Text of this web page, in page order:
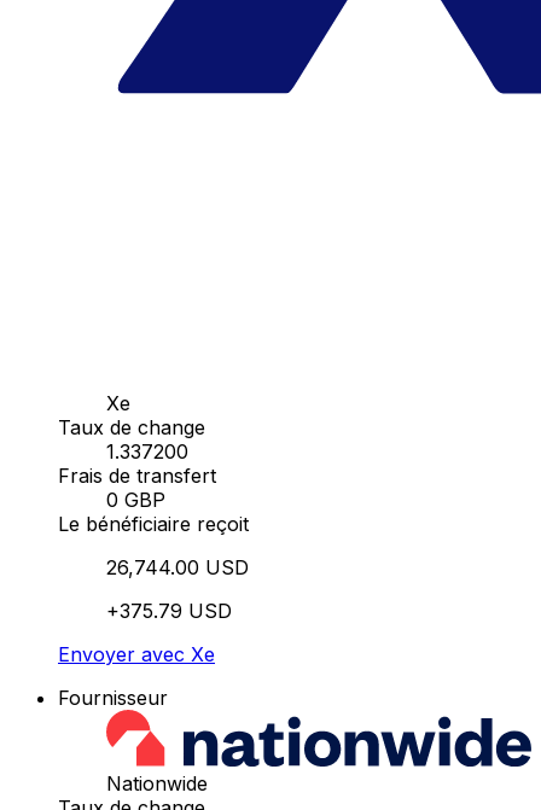
Xe
Taux de change
1.337200
Frais de transfert
0 GBP
Le bénéficiaire reçoit
26,744.00 USD
+375.79 USD
Envoyer avec Xe
Fournisseur
Nationwide